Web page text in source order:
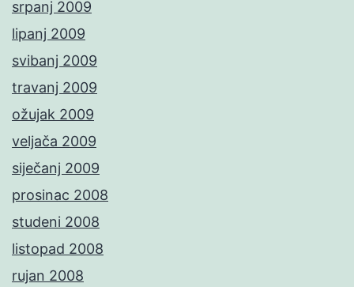
srpanj 2009
lipanj 2009
svibanj 2009
travanj 2009
ožujak 2009
veljača 2009
siječanj 2009
prosinac 2008
studeni 2008
listopad 2008
rujan 2008